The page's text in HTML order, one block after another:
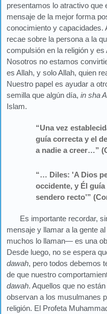
presentamos lo atractivo que
mensaje de la mejor forma
conocimiento y capacidades.
recae sobre la persona a la
compulsión en la religión y es
Nosotros no estamos
es Allah, y solo Allah, quien
Nuestro papel es ayudar a
semilla que algún día, in sha
Islam.
“Una vez
guía correcta y el
a nadie a creer…”
“… Diles: 'A Dios
occidente, y Él
sendero recto’”
Es importante recordar,
mensaje y llamar a la gente
muchos lo llaman― es una
Desde luego, no se espera
dawah, pero todos debemos
de que nuestro
dawah. Aquellos que no
observan a los musulmanes
religión. El Profeta